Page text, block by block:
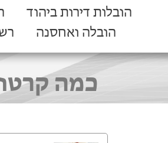
הובלות דירות ביהוד
הובלה ואחסנה
כמה קרטונים צריך